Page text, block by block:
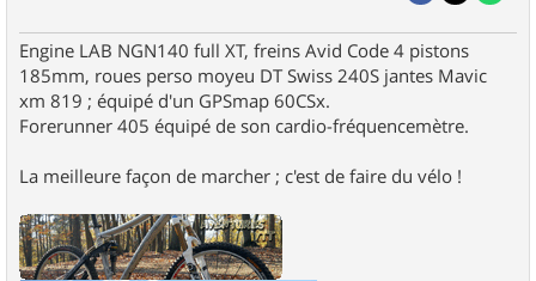
Engine LAB NGN140 full XT, freins Avid Code 4 pistons
185mm, roues perso moyeu DT Swiss 240S jantes Mavic
xm 819 ; équipé d'un GPSmap 60CSx.
Forerunner 405 équipé de son cardio-fréquencemètre.
La meilleure façon de marcher ; c'est de faire du vélo !